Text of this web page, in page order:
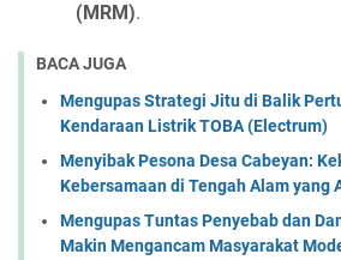
(MRM).
BACA JUGA
Mengupas Strategi Jitu di Balik
Kendaraan Listrik TOBA (Electrum)
Menyibak Pesona Desa Cabeyan:
Kebersamaan di Tengah Alam yang
Mengupas Tuntas Penyebab dan
Makin Mengancam Masyarakat